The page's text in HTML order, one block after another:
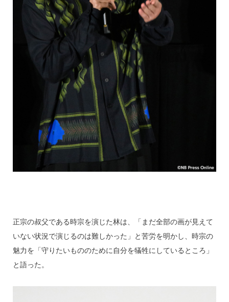
正宗の叔父である時宗を演じた林は、「まだ全部の画が見えて
いない状況で演じるのは難しかった」と苦労を明かし、時宗の
魅力を「守りたいもののために自分を犠牲にしているところ」
と語った。